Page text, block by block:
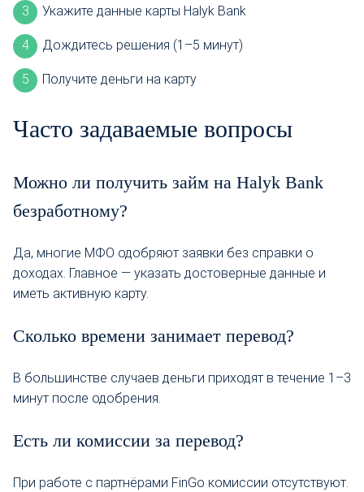
Укажите данные карты Halyk Bank
Дождитесь решения (1–5 минут)
Получите деньги на карту
Часто задаваемые вопросы
Можно ли получить займ на Halyk Bank
безработному?
Да, многие МФО одобряют заявки без справки о
доходах. Главное — указать достоверные данные и
иметь активную карту.
Сколько времени занимает перевод?
В большинстве случаев деньги приходят в течение 1–3
минут после одобрения.
Есть ли комиссии за перевод?
При работе с партнёрами FinGo комиссии отсутствуют.